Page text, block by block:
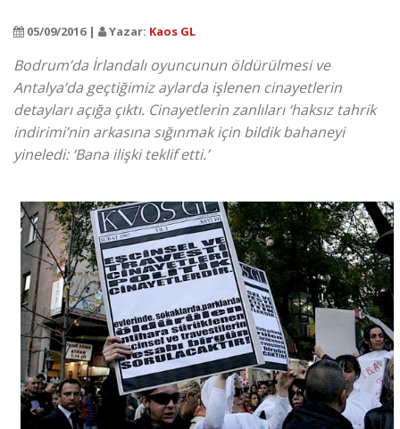
05/09/2016 | Yazar: Kaos GL
Bodrum’da İrlandalı oyuncunun öldürülmesi ve
Antalya’da geçtiğimiz aylarda işlenen cinayetlerin
detayları açığa çıktı. Cinayetlerin zanlıları ‘haksız tahrik
indirimi’nin arkasına sığınmak için bildik bahaneyi
yineledi: ‘Bana ilişki teklif etti.’